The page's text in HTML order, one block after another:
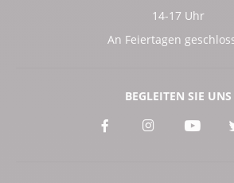
14-17 Uhr
An Feiertagen
BEGLEITEN SIE UNS
Voir
Voir Voir